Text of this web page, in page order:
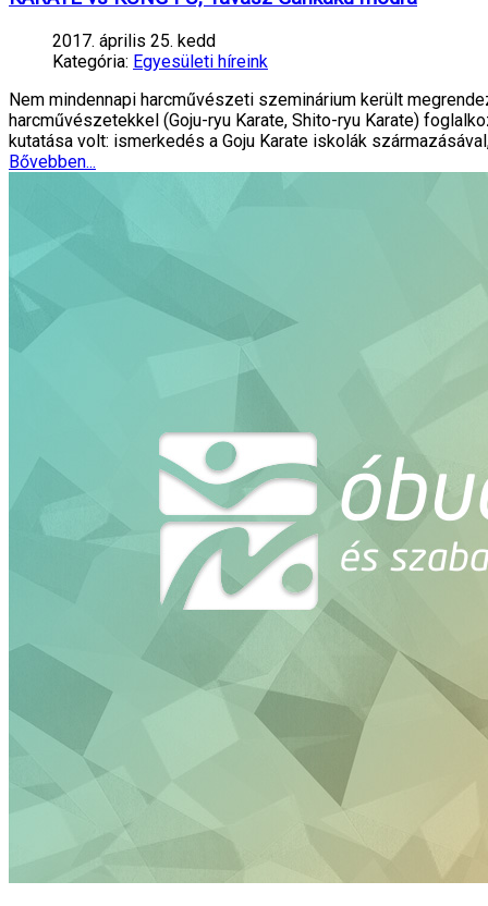
2017. április 25. kedd
Kategória: Egyesületi híreink
Nem mindennapi harcművészeti szeminárium került
harcművészetekkel (Goju-ryu Karate, Shito-ryu Karate)
kutatása volt: ismerkedés a Goju Karate iskolák
Bővebben...